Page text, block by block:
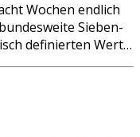
Wochen endlich
Sieben-
definierten Wert…